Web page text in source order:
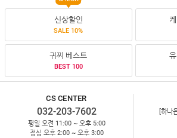
신상할인
SALE 10%
귀찌 베스트
BEST 100
CS CENTER
032-203-7602
평일 오전 11:00 ~ 오후 5:00
점심 오후 2:00 ~ 오후 3:00
[하나